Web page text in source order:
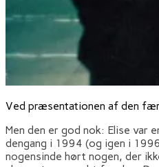
Ved præsentationen af den
Men den er god nok: Elise var
dengang i 1994 (og igen i
nogensinde hørt nogen, der